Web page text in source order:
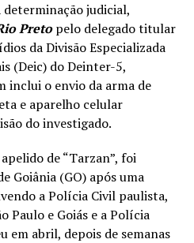
judicial,
Preto pelo delegado titular
da Divisão Especializada
(Deic) do Deinter-5,
inclui o envio da arma de
e aparelho celular
do investigado.
de “Tarzan”, foi
Goiânia (GO) após uma
a Polícia Civil paulista,
Paulo e Goiás e a Polícia
em abril, depois de semanas